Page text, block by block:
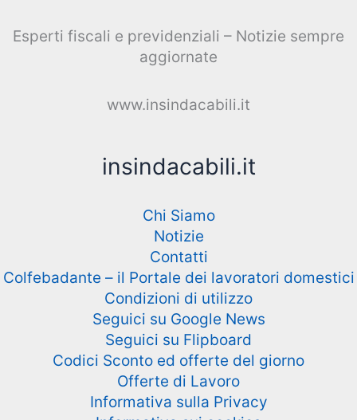
Esperti fiscali e previdenziali – Notizie sempre
aggiornate
www.insindacabili.it
insindacabili.it
Chi Siamo
Notizie
Contatti
Colfebadante – il Portale dei lavoratori domestici
Condizioni di utilizzo
Seguici su Google News
Seguici su Flipboard
Codici Sconto ed offerte del giorno
Offerte di Lavoro
Informativa sulla Privacy